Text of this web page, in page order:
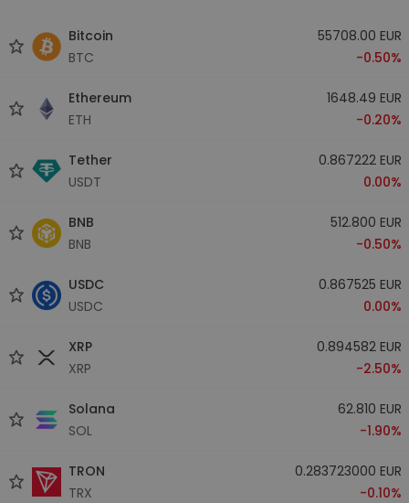
Bitcoin
BTC
55708.00 EUR
-0.50%
Ethereum
ETH
1648.49 EUR
-0.20%
Tether
USDT
0.867222 EUR
0.00%
BNB
BNB
512.800 EUR
-0.50%
USDC
USDC
0.867525 EUR
0.00%
XRP
XRP
0.894582 EUR
-2.50%
Solana
SOL
62.810 EUR
-1.90%
TRON
TRX
0.283723000 EUR
-0.10%